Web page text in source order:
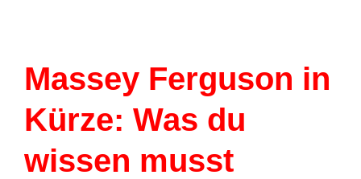
Massey Ferguson in
Kürze: Was du
wissen musst